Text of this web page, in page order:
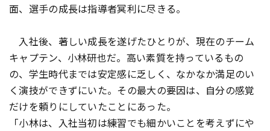
面、選手の成長は指導者冥利に尽きる。
入社後、著しい成長を遂げたひとりが、現在のチーム
キャプテン、小林研也だ。高い素質を持っているもの
の、学生時代までは安定感に乏しく、なかなか満足のい
く演技ができずにいた。その最大の要因は、自分の感覚
だけを頼りにしていたことにあった。
「小林は、入社当初は練習でも細かいことを考えずにや